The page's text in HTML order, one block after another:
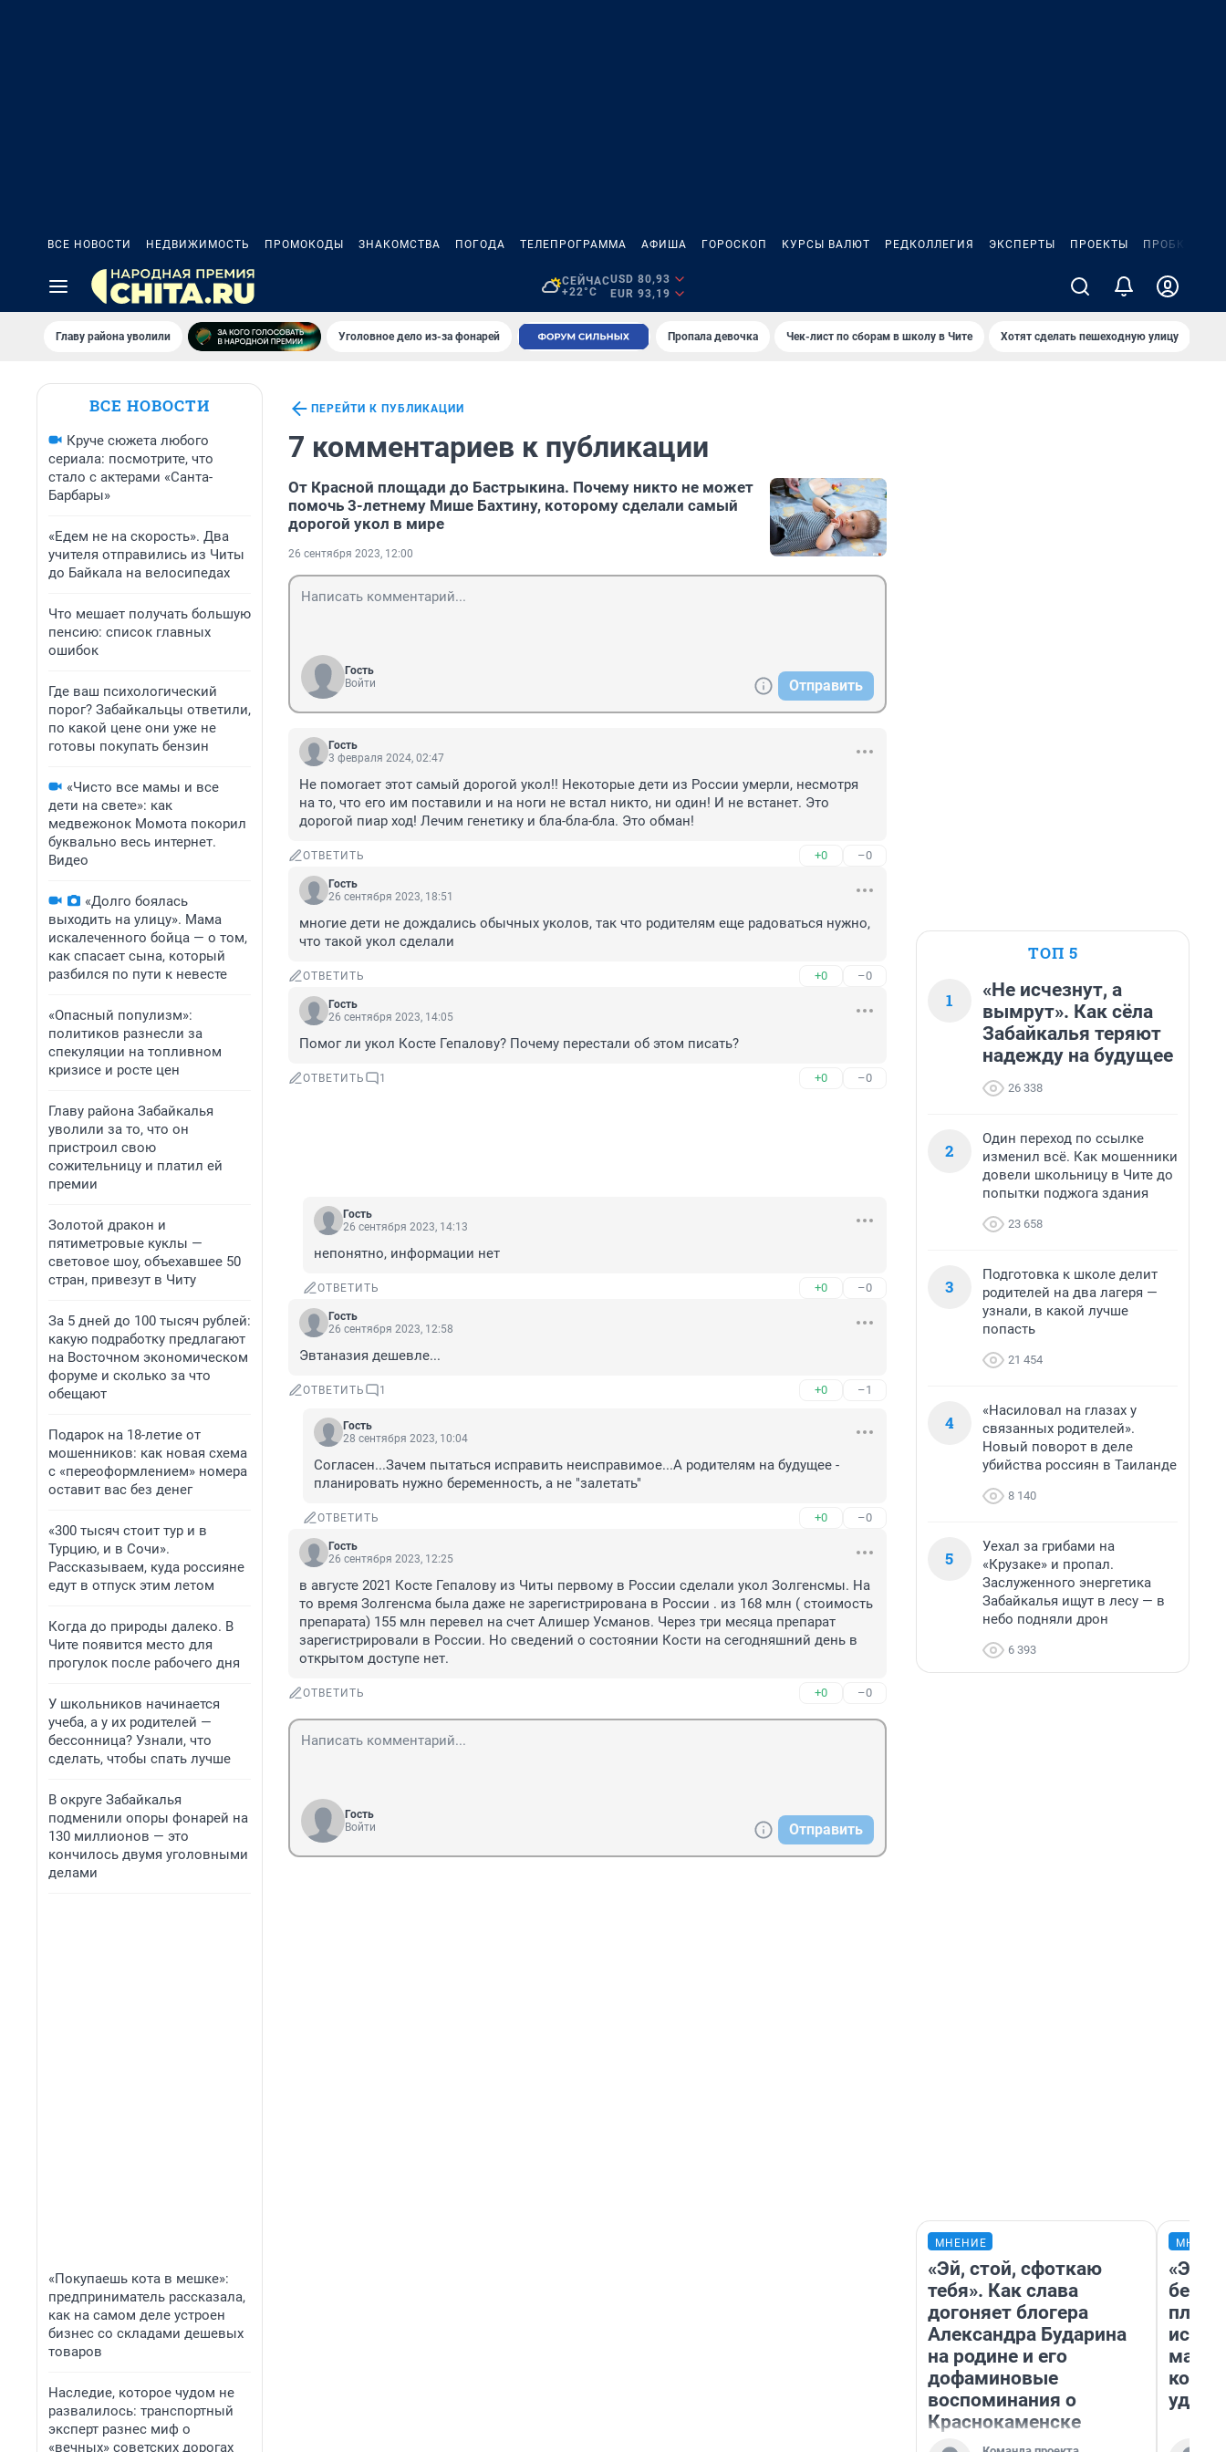
ВСЕ НОВОСТИ НЕДВИЖИМОСТЬ ПРОМОКОДЫ ЗНАКОМСТВА ПОГОДА ТЕЛЕПРОГРАММА АФИША ГОРОСКОП КУРСЫ ВАЛЮТ РЕДКОЛЛЕГИЯ ЭКСПЕРТЫ ПРОЕКТЫ ПРОБКИ
СЕЙЧАС
+22°C
USD 80,93
EUR 93,19
Главу района уволили Уголовное дело из-за фонарей Пропала девочка Чек-лист по сборам в школу в Чите Хотят сделать пешеходную улицу
ВСЕ НОВОСТИ
Круче сюжета любого
сериала: посмотрите, что
стало с актерами «Санта-
Барбары»
«Едем не на скорость». Два
учителя отправились из Читы
до Байкала на велосипедах
Что мешает получать большую
пенсию: список главных
ошибок
Где ваш психологический
порог? Забайкальцы ответили,
по какой цене они уже не
готовы покупать бензин
«Чисто все мамы и все
дети на свете»: как
медвежонок Момота покорил
буквально весь интернет.
Видео
«Долго боялась
выходить на улицу». Мама
искалеченного бойца — о том,
как спасает сына, который
разбился по пути к невесте
«Опасный популизм»:
политиков разнесли за
спекуляции на топливном
кризисе и росте цен
Главу района Забайкалья
уволили за то, что он
пристроил свою
сожительницу и платил ей
премии
Золотой дракон и
пятиметровые куклы —
световое шоу, объехавшее 50
стран, привезут в Читу
За 5 дней до 100 тысяч рублей:
какую подработку предлагают
на Восточном экономическом
форуме и сколько за что
обещают
Подарок на 18-летие от
мошенников: как новая схема
с «переоформлением» номера
оставит вас без денег
«300 тысяч стоит тур и в
Турцию, и в Сочи».
Рассказываем, куда россияне
едут в отпуск этим летом
Когда до природы далеко. В
Чите появится место для
прогулок после рабочего дня
У школьников начинается
учеба, а у их родителей —
бессонница? Узнали, что
сделать, чтобы спать лучше
В округе Забайкалья
подменили опоры фонарей на
130 миллионов — это
кончилось двумя уголовными
делами
«Покупаешь кота в мешке»:
предприниматель рассказала,
как на самом деле устроен
бизнес со складами дешевых
товаров
Наследие, которое чудом не
развалилось: транспортный
эксперт разнес миф о
«вечных» советских дорогах
ПЕРЕЙТИ К ПУБЛИКАЦИИ
7 комментариев к публикации
От Красной площади до Бастрыкина. Почему никто не может
помочь 3-летнему Мише Бахтину, которому сделали самый
дорогой укол в мире
26 сентября 2023, 12:00
Гость
Войти
Отправить
Гость
3 февраля 2024, 02:47
Не помогает этот самый дорогой укол!! Некоторые дети из России умерли, несмотря
на то, что его им поставили и на ноги не встал никто, ни один! И не встанет. Это
дорогой пиар ход! Лечим генетику и бла-бла-бла. Это обман!
ОТВЕТИТЬ +0 –0
Гость
26 сентября 2023, 18:51
многие дети не дождались обычных уколов, так что родителям еще радоваться нужно,
что такой укол сделали
ОТВЕТИТЬ +0 –0
Гость
26 сентября 2023, 14:05
Помог ли укол Косте Гепалову? Почему перестали об этом писать?
ОТВЕТИТЬ 1 +0 –0
Гость
26 сентября 2023, 14:13
непонятно, информации нет
ОТВЕТИТЬ +0 –0
Гость
26 сентября 2023, 12:58
Эвтаназия дешевле...
ОТВЕТИТЬ 1 +0 –1
Гость
28 сентября 2023, 10:04
Согласен...Зачем пытаться исправить неисправимое...А родителям на будущее -
планировать нужно беременность, а не "залетать"
ОТВЕТИТЬ +0 –0
Гость
26 сентября 2023, 12:25
в августе 2021 Косте Гепалову из Читы первому в России сделали укол Золгенсмы. На
то время Золгенсма была даже не зарегистрирована в России . из 168 млн ( стоимость
препарата) 155 млн перевел на счет Алишер Усманов. Через три месяца препарат
зарегистрировали в России. Но сведений о состоянии Кости на сегодняшний день в
открытом доступе нет.
ОТВЕТИТЬ +0 –0
Гость
Войти
Отправить
ТОП 5
1
«Не исчезнут, а
вымрут». Как сёла
Забайкалья теряют
надежду на будущее
26 338
2
Один переход по ссылке
изменил всё. Как мошенники
довели школьницу в Чите до
попытки поджога здания
23 658
3
Подготовка к школе делит
родителей на два лагеря —
узнали, в какой лучше
попасть
21 454
4
«Насиловал на глазах у
связанных родителей».
Новый поворот в деле
убийства россиян в Таиланде
8 140
5
Уехал за грибами на
«Крузаке» и пропал.
Заслуженного энергетика
Забайкалья ищут в лесу — в
небо подняли дрон
6 393
МНЕНИЕ
«Эй, стой, сфоткаю
тебя». Как слава
догоняет блогера
Александра Бударина
на родине и его
дофаминовые
воспоминания о
Краснокаменске
«Это